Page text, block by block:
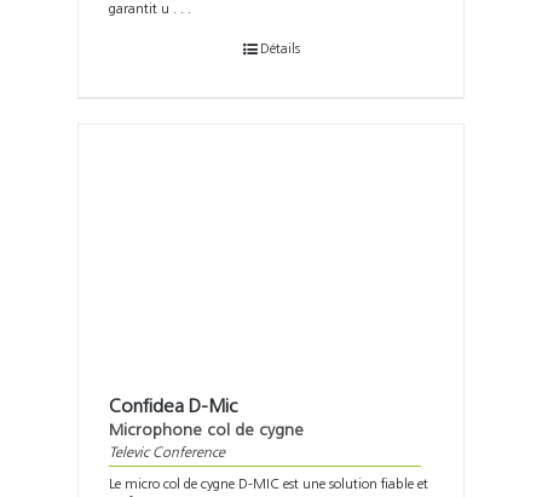
garantit u . . .
Détails
Confidea D-Mic
Microphone col de cygne
Televic Conference
Le micro col de cygne D-MIC est une solution fiable et